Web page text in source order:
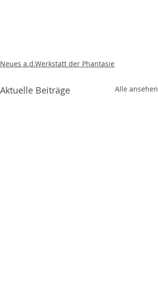
Neues a.d.Werkstatt der Phantasie
Aktuelle Beiträge Alle ansehen